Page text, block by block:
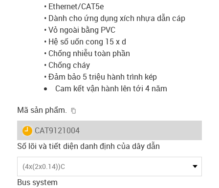
• Ethernet/CAT5e
• Dành cho ứng dụng xích nhựa dẫn cáp
• Vỏ ngoài bằng PVC
• Hệ số uốn cong 15 x d
• Chống nhiễu toàn phần
• Chống cháy
• Đảm bảo 5 triệu hành trình kép
Cam kết vận hành lên tới 4 năm
Mã sản phẩm.
igus-icon-lieferzeit
CAT9121004
Số lõi và tiết diện danh định của dây dẫn
(4x(2x0.14))C
Bus system